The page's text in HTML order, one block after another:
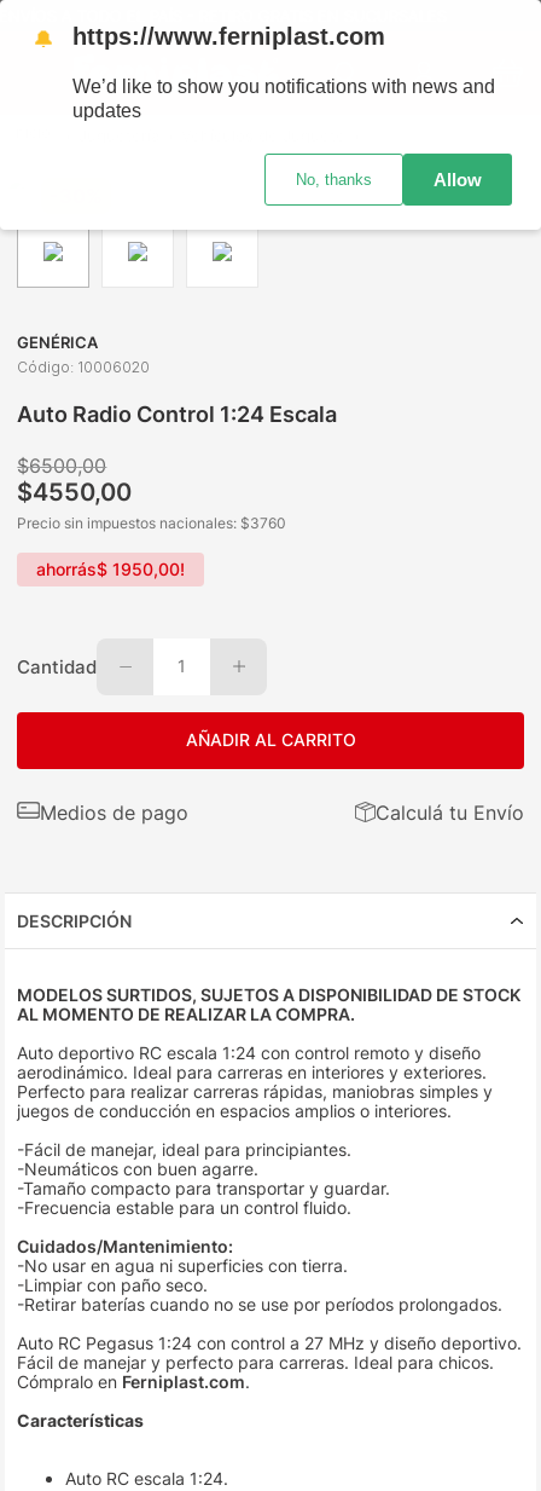
GENÉRICA
Código: 10006020
Auto Radio Control 1:24 Escala
$6500,00
$4550,00
Precio sin impuestos nacionales: $3760
ahorrás$ 1950,00!
Cantidad 1
AÑADIR AL CARRITO
Medios de pago Calculá tu Envío
DESCRIPCIÓN
MODELOS SURTIDOS, SUJETOS A DISPONIBILIDAD DE STOCK
AL MOMENTO DE REALIZAR LA COMPRA.
Auto deportivo RC escala 1:24 con control remoto y diseño
aerodinámico. Ideal para carreras en interiores y exteriores.
Perfecto para realizar carreras rápidas, maniobras simples y
juegos de conducción en espacios amplios o interiores.
-Fácil de manejar, ideal para principiantes.
-Neumáticos con buen agarre.
-Tamaño compacto para transportar y guardar.
-Frecuencia estable para un control fluido.
Cuidados/Mantenimiento:
-No usar en agua ni superficies con tierra.
-Limpiar con paño seco.
-Retirar baterías cuando no se use por períodos prolongados.
Auto RC Pegasus 1:24 con control a 27 MHz y diseño deportivo.
Fácil de manejar y perfecto para carreras. Ideal para chicos.
Cómpralo en Ferniplast.com.
Características
Auto RC escala 1:24.
🔔 https://www.ferniplast.com
We’d like to show you notifications with news and
updates
No, thanks Allow